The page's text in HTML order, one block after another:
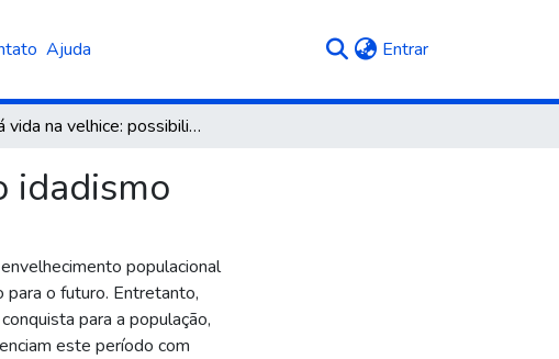
Ajuda Entrar(current)
Há vida na velhice: possibilidades para além do idadismo
idadismo
populacional
para o futuro. Entretanto,
para a população,
este período com